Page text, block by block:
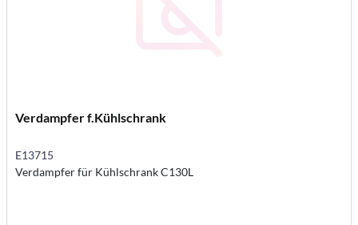
Verdampfer f.Kühlschrank
E13715
Verdampfer für Kühlschrank C130L